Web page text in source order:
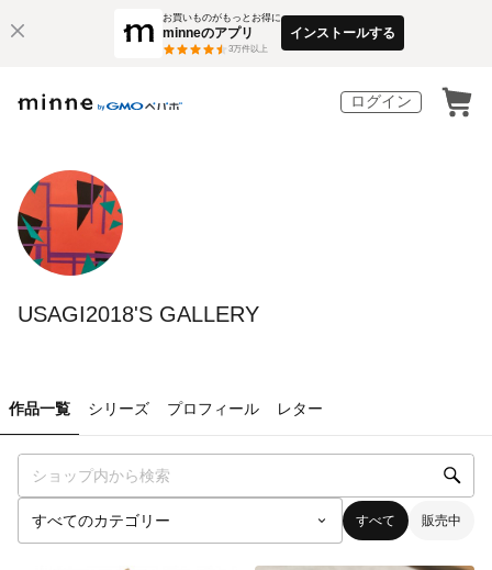
お買いものがもっとお得に
minneのアプリ
3万件以上
インストールする
ログイン
USAGI2018'S GALLERY
作品一覧 シリーズ プロフィール レター
すべて 販売中